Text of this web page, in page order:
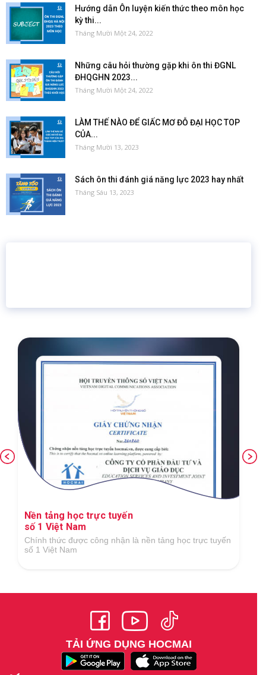
Hướng dẫn Ôn luyện kiến thức theo môn học
kỳ thi...
Tháng Mười Một 24, 2022
Những câu hỏi thường gặp khi ôn thi ĐGNL
ĐHQGHN 2023...
Tháng Mười Một 24, 2022
LÀM THẾ NÀO ĐỂ GIẤC MƠ ĐỖ ĐẠI HỌC TOP
CỦA...
Tháng Mười 13, 2023
Sách ôn thi đánh giá năng lực 2023 hay nhất
Tháng Sáu 13, 2023
Nền tảng học trực tuyến
số 1 Việt Nam
Chính thức được công nhận là nền tảng học trực tuyến
số 1 Việt Nam
TẢI ỨNG DỤNG HOCMAI